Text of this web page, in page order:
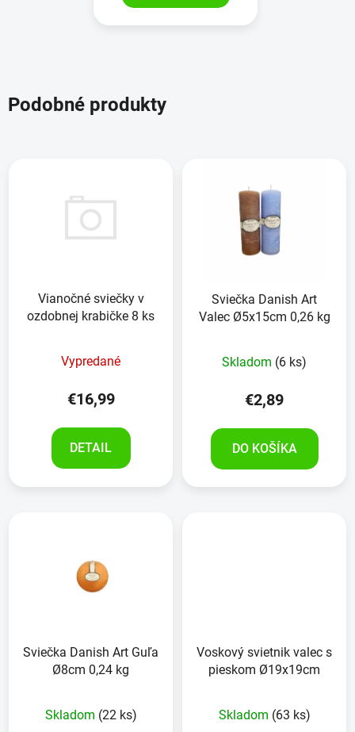
Podobné produkty
Vianočné sviečky v
ozdobnej krabičke 8 ks
Vypredané
€16,99
DETAIL
Sviečka Danish Art
Valec Ø5x15cm 0,26 kg
Skladom (6 ks)
€2,89
DO KOŠÍKA
Sviečka Danish Art Guľa
Ø8cm 0,24 kg
Skladom (22 ks)
Voskový svietnik valec s
pieskom Ø19x19cm
Skladom (63 ks)